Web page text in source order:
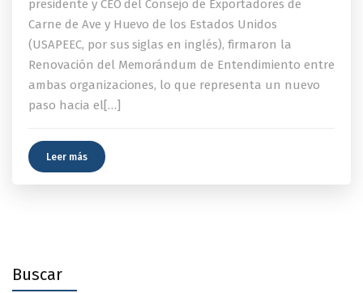
presidente y CEO del Consejo de Exportadores de
Carne de Ave y Huevo de los Estados Unidos
(USAPEEC, por sus siglas en inglés), firmaron la
Renovación del Memorándum de Entendimiento entre
ambas organizaciones, lo que representa un nuevo
paso hacia el[…]
Leer más
Buscar